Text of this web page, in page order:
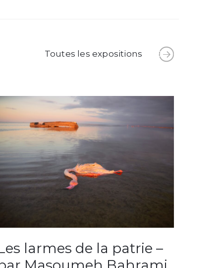
Toutes les expositions
larmes de la patrie –